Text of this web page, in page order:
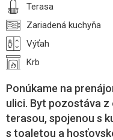
Terasa
Zariadená kuchyňa
Výťah
Krb
Ponúkame na
ulici. Byt pozostáva z
terasou, spojenou s
s toaletou a